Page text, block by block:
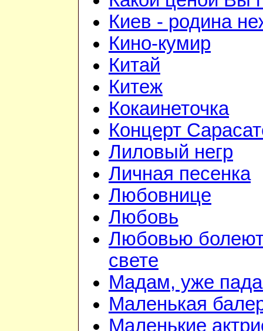
Киев - родина
Кино-кумир
Китай
Китеж
Кокаинеточка
Концерт
Лиловый негр
Личная песенка
Любовнице
Любовь
Любовью
свете
Мадам, уже
Маленькая
Маленькие